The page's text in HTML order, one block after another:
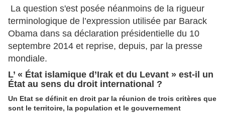
La question s'est posée néanmoins de la rigueur
terminologique de l’expression utilisée par Barack
Obama dans sa déclaration présidentielle du 10
septembre 2014 et reprise, depuis, par la presse
mondiale.
L’ « État islamique d’Irak et du Levant » est-il un
État au sens du droit international ?
Un Etat se définit en droit par la réunion de trois critères que
sont le territoire, la population et le gouvernement